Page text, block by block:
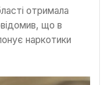
отримала
що в
наркотики